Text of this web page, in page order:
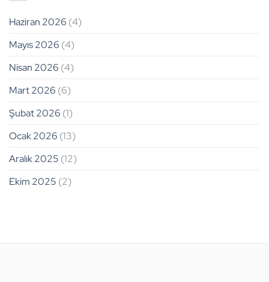
Haziran 2026 (4)
Mayıs 2026 (4)
Nisan 2026 (4)
Mart 2026 (6)
Şubat 2026 (1)
Ocak 2026 (13)
Aralık 2025 (12)
Ekim 2025 (2)